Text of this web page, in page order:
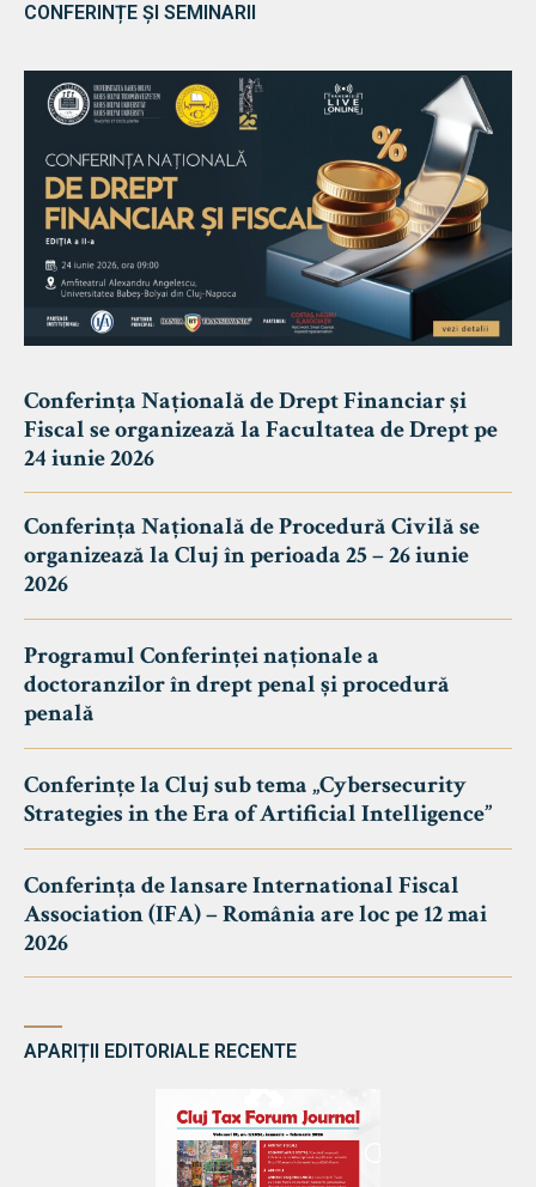
CONFERINȚE ȘI SEMINARII
Conferința Națională de Drept Financiar și
Fiscal se organizează la Facultatea de Drept pe
24 iunie 2026
Conferința Națională de Procedură Civilă se
organizează la Cluj în perioada 25 – 26 iunie
2026
Programul Conferinței naționale a
doctoranzilor în drept penal și procedură
penală
Conferințe la Cluj sub tema „Cybersecurity
Strategies in the Era of Artificial Intelligence”
Conferința de lansare International Fiscal
Association (IFA) – România are loc pe 12 mai
2026
APARIȚII EDITORIALE RECENTE